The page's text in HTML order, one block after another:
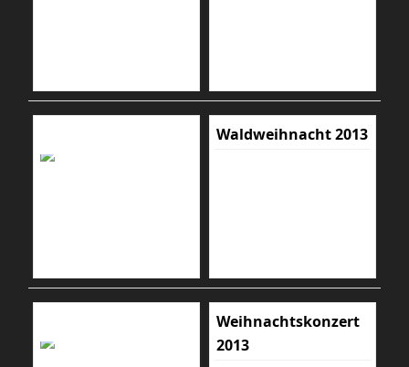
Waldweihnacht 2013
Weihnachtskonzert
2013